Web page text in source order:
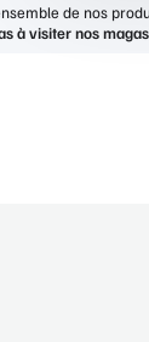
de nos
à visiter nos